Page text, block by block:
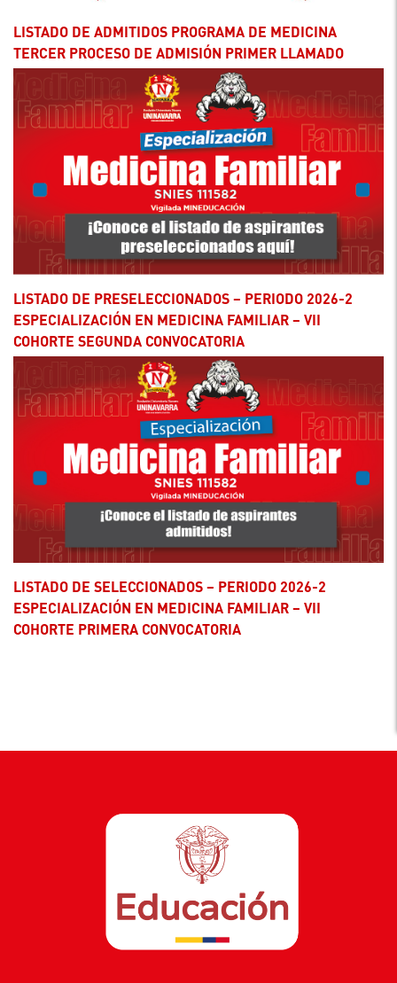
LISTADO DE ADMITIDOS PROGRAMA DE MEDICINA
TERCER PROCESO DE ADMISIÓN PRIMER LLAMADO
LISTADO DE PRESELECCIONADOS – PERIODO 2026-2
ESPECIALIZACIÓN EN MEDICINA FAMILIAR – VII
COHORTE SEGUNDA CONVOCATORIA
LISTADO DE SELECCIONADOS – PERIODO 2026-2
ESPECIALIZACIÓN EN MEDICINA FAMILIAR – VII
COHORTE PRIMERA CONVOCATORIA